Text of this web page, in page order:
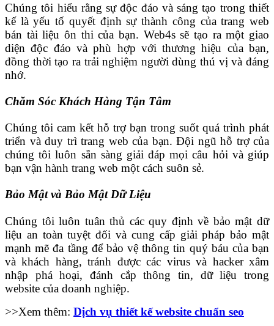
Chúng tôi hiểu rằng sự độc đáo và sáng tạo trong thiết
kế là yếu tố quyết định sự thành công của trang web
bán tài liệu ôn thi của bạn. Web4s sẽ tạo ra một giao
diện độc đáo và phù hợp với thương hiệu của bạn,
đồng thời tạo ra trải nghiệm người dùng thú vị và đáng
nhớ.
Chăm Sóc Khách Hàng Tận Tâm
Chúng tôi cam kết hỗ trợ bạn trong suốt quá trình phát
triển và duy trì trang web của bạn. Đội ngũ hỗ trợ của
chúng tôi luôn sẵn sàng giải đáp mọi câu hỏi và giúp
bạn vận hành trang web một cách suôn sẻ.
Bảo Mật và Bảo Mật Dữ Liệu
Chúng tôi luôn tuân thủ các quy định về bảo mật dữ
liệu an toàn tuyệt đối và cung cấp giải pháp bảo mật
mạnh mẽ đa tầng để bảo vệ thông tin quý báu của bạn
và khách hàng, tránh được các virus và hacker xâm
nhập phá hoại, đánh cắp thông tin, dữ liệu trong
website của doanh nghiệp.
>>Xem thêm: Dịch vụ thiết kế website chuẩn seo